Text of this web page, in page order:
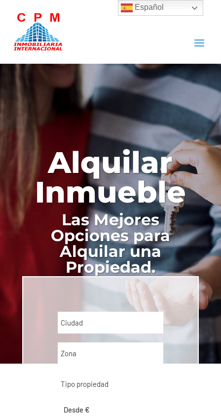
Alquilar
Inmueble
Las Mejores
Opciones para
Alquilar una
Propiedad.
Ciudad
Zona
Tipo propiedad
Español